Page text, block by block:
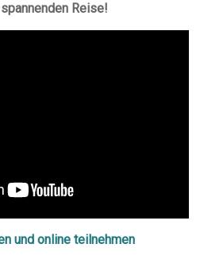
Reise!
und online teilnehmen